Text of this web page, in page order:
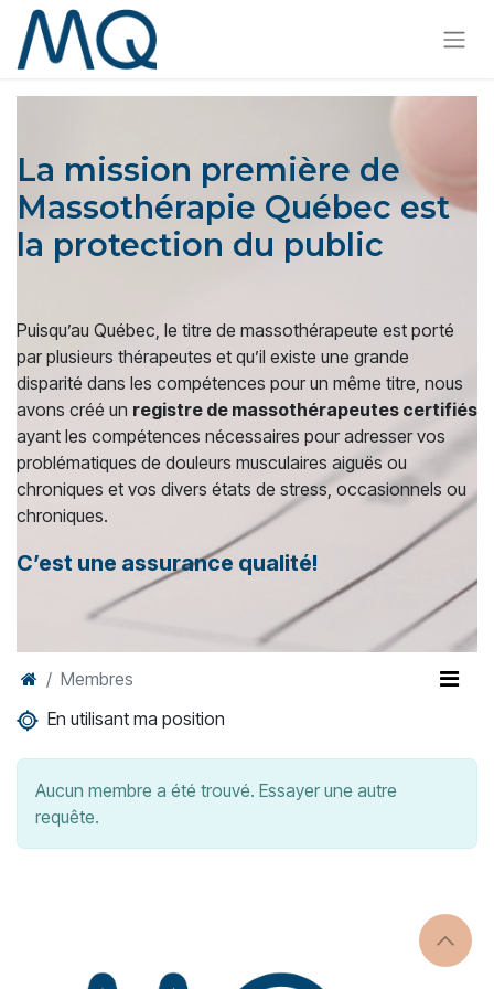
La mission première de
Massothérapie Québec est
la protection du public
Puisqu’au Québec, le titre de massothérapeute est porté
par plusieurs thérapeutes et qu’il existe une grande
disparité dans les compétences pour un même titre, nous
avons créé un registre de massothérapeutes certifiés
ayant les compétences nécessaires pour adresser vos
problématiques de douleurs musculaires aiguës ou
chroniques et vos divers états de stress, occasionnels ou
chroniques.
C’est une assurance qualité!
Membres
En utilisant ma position
Aucun membre a été trouvé. Essayer une autre
requête.